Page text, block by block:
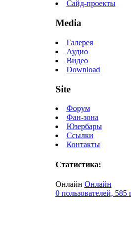
Сайд-проекты
Media
Галерея
Аудио
Видео
Download
Site
Форум
Фан-зона
Юзербары
Ссылки
Контакты
Статистика:
Онлайн Онлайн
0 пользователей, 585